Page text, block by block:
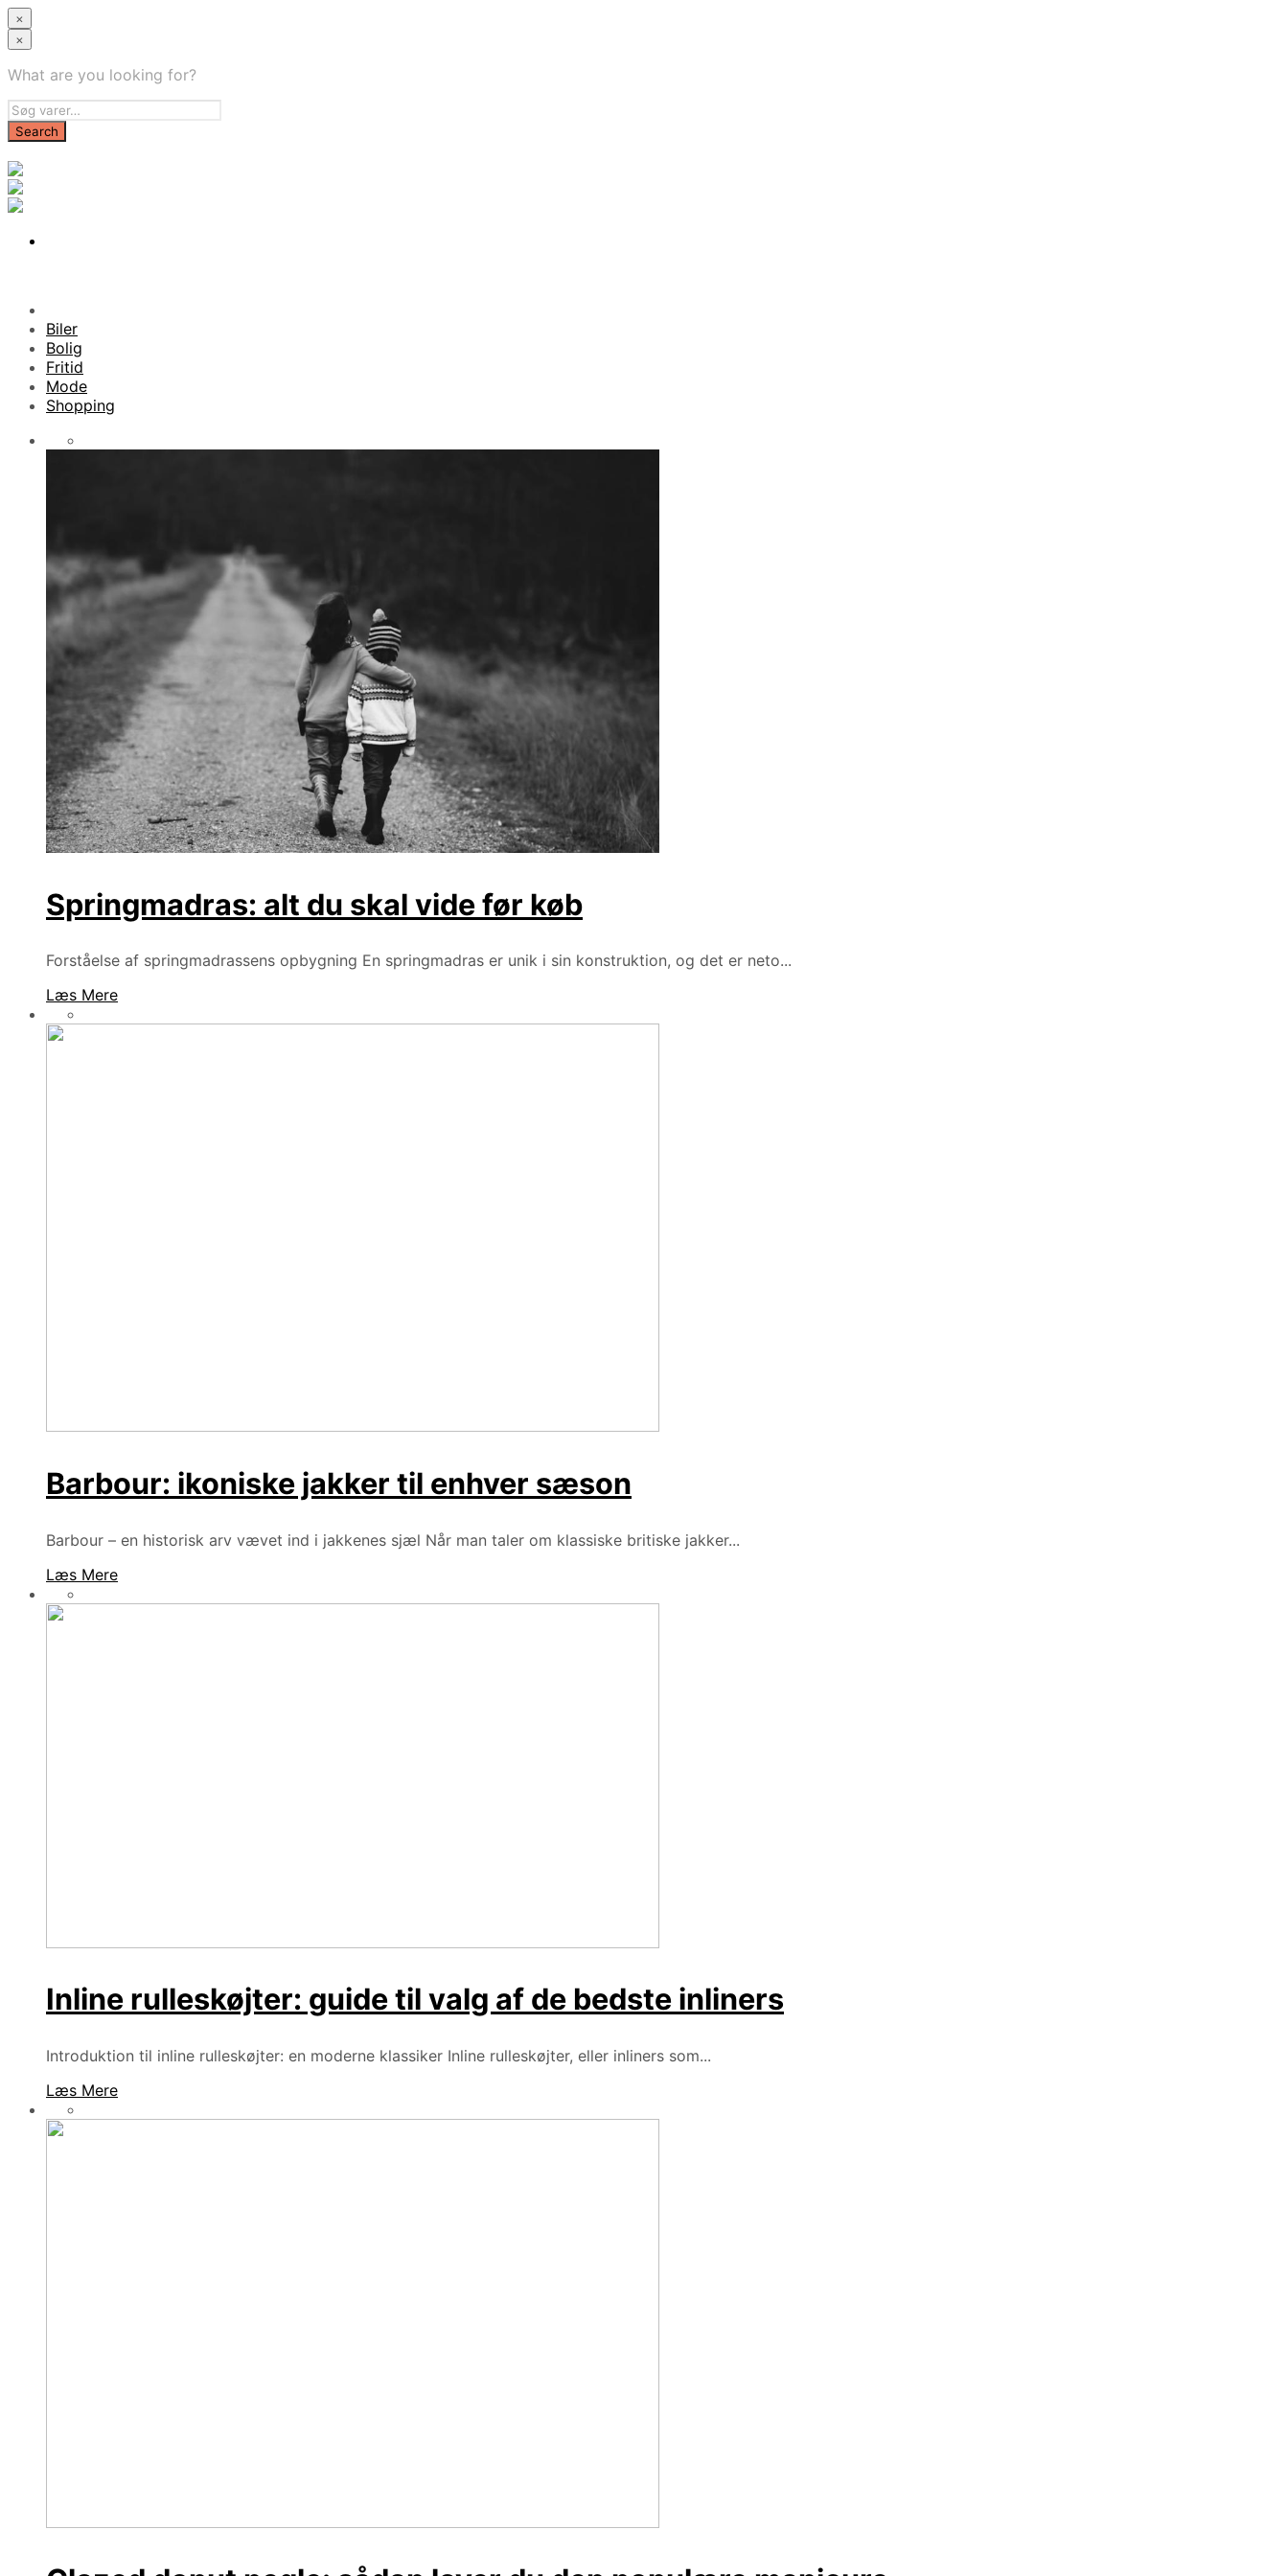
×
×
What are you looking for?
Biler
Bolig
Fritid
Mode
Shopping
Springmadras: alt du skal vide før køb
Forståelse af springmadrassens opbygning En springmadras er unik i sin konstruktion, og det er neto...
Læs Mere
Barbour: ikoniske jakker til enhver sæson
Barbour – en historisk arv vævet ind i jakkenes sjæl Når man taler om klassiske britiske jakker...
Læs Mere
Inline rulleskøjter: guide til valg af de bedste inliners
Introduktion til inline rulleskøjter: en moderne klassiker Inline rulleskøjter, eller inliners som...
Læs Mere